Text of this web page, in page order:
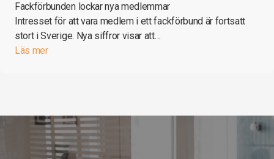
Fackförbunden lockar nya medlemmar
Intresset för att vara medlem i ett fackförbund är fortsatt
stort i Sverige. Nya siffror visar att…
Läs mer